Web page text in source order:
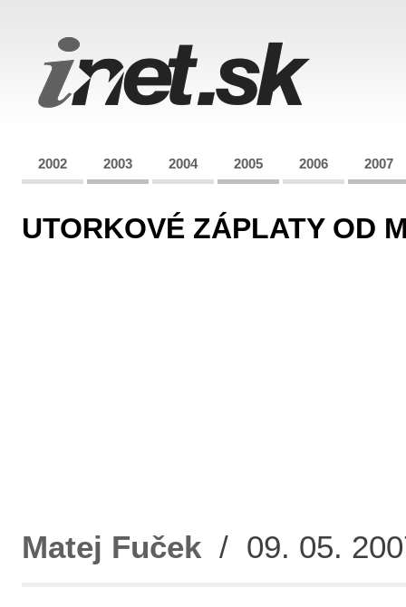
2002 2003 2004 2005 2006 2007
UTORKOVÉ ZÁPLATY OD
Matej Fuček / 09. 05.